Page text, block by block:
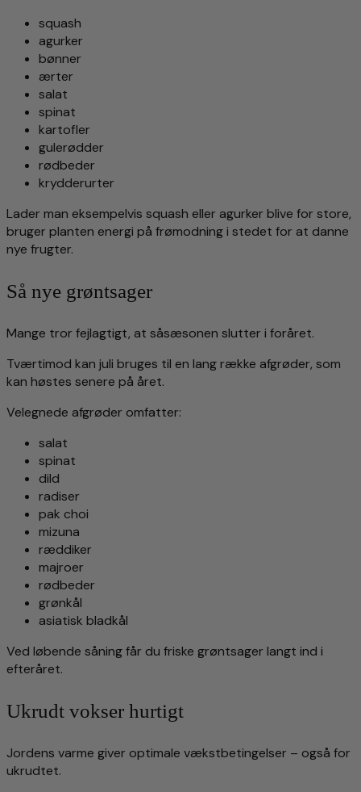
squash
agurker
bønner
ærter
salat
spinat
kartofler
gulerødder
rødbeder
krydderurter
Lader man eksempelvis squash eller agurker blive for store,
bruger planten energi på frømodning i stedet for at danne
nye frugter.
Så nye grøntsager
Mange tror fejlagtigt, at såsæsonen slutter i foråret.
Tværtimod kan juli bruges til en lang række afgrøder, som
kan høstes senere på året.
Velegnede afgrøder omfatter:
salat
spinat
dild
radiser
pak choi
mizuna
ræddiker
majroer
rødbeder
grønkål
asiatisk bladkål
Ved løbende såning får du friske grøntsager langt ind i
efteråret.
Ukrudt vokser hurtigt
Jordens varme giver optimale vækstbetingelser – også for
ukrudtet.